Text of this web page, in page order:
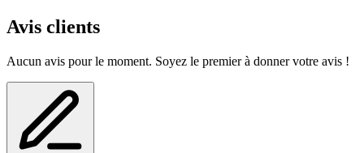
Avis clients
Aucun avis pour le moment. Soyez le premier à donner votre avis !